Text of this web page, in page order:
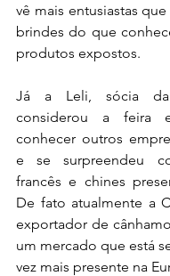
vê mais entusiastas
brindes do que
produtos expostos.
Já a Leli, sócia da
considerou a feira
conhecer outros
e se surpreendeu
francês e chines
De fato atualmente a
exportador de
um mercado que está
vez mais presente na